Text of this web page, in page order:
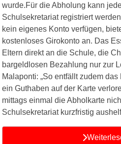
wurde.Für die Abholung kann
Schulsekretariat registriert
kein eigenes Konto verfügen,
kostenloses Girokonto an. Das
Eltern direkt an die Schule, die
bargeldlosen Bezahlung nur zur
Malaponti: „So entfällt zudem
ein Guthaben auf der Karte
mittags einmal die Abholkarte
Schulsekretariat kurzfristig